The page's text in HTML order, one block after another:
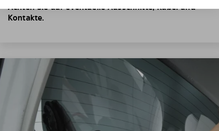
Achten Sie auf eventuelle Ausschnitte, Kabel und
Kontakte.